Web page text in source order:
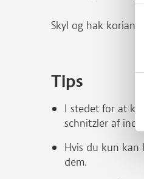
Skyl og hak
Tips
I stedet for at
schnitzler af
Hvis du kun kan
dem.